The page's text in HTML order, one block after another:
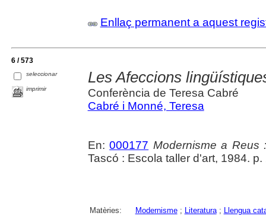
Enllaç permanent a aquest
6 / 573
seleccionar
imprimir
Les Afeccions
Conferència de Teresa Cabré
Cabré i Monné, Teresa
En:000177 Modernisme a Reus
Tascó : Escola taller d'art, 1984. p.
Matèries: Modernisme; Literatura; Llengua